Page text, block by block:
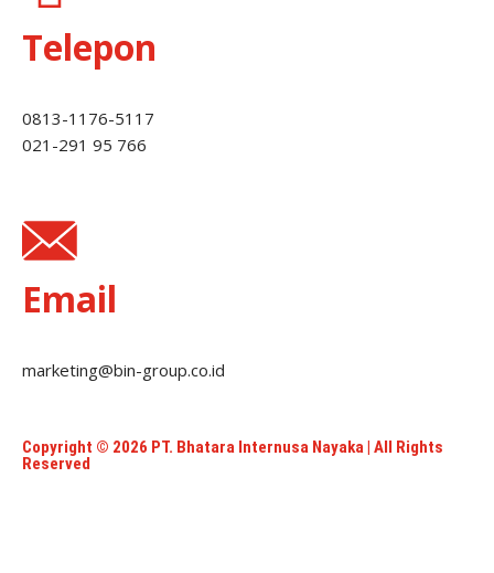
Telepon
0813-1176-5117
021-291 95 766
Email
marketing@bin-group.co.id
Copyright © 2026 PT. Bhatara Internusa Nayaka | All Rights
Reserved